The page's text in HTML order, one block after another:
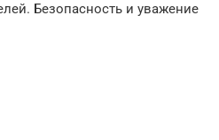
Безопасность и уважение